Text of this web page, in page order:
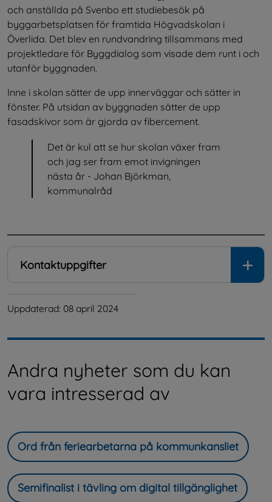
och anställda på Svenbo ett studiebesök på
byggarbetsplatsen för framtida Högvadskolan i
Överlida. Det blev en rundvandring tillsammans med
projektledare för Byggdialog som visade dem runt i och
utanför byggnaden.
Inne i skolan sätter de upp innerväggar och sätter in
fönster. På utsidan av byggnaden sätter de upp
fasadskivor som är gjorda av fibercement.
Det är kul att se hur skolan växer fram
och jag ser fram emot invigningen
nästa år - Johan Björkman,
kommunalråd
Kontaktuppgifter
Uppdaterad: 08 april 2024
Andra nyheter som du kan
vara intresserad av
Ord från feriearbetarna på kommunkansliet
Semifinalist i tävling om digital tillgänglighet